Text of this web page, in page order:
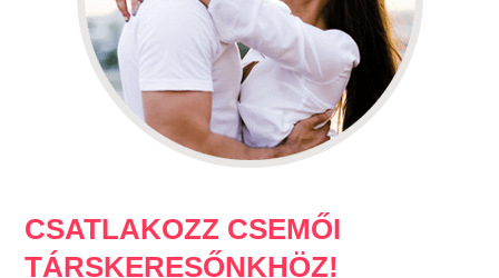
CSATLAKOZZ CSEMŐI
TÁRSKERESŐNKHÖZ!